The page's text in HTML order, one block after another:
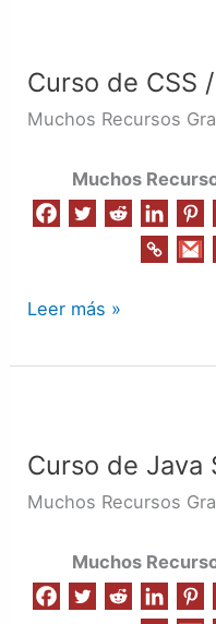
Curso de CSS
Muchos Recursos
Muchos
CSS
/
Leer más »
Curso de Java
Muchos Recursos
Muchos
Java
Script
Video